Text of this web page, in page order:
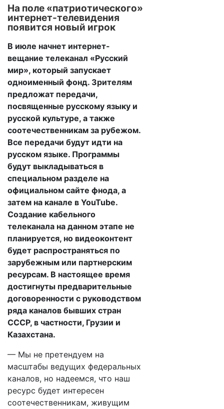
На поле «патриотического»
интернет-телевидения
появится новый игрок
В июле начнет интернет-
вещание телеканал «Русский
мир», который запускает
одноименный фонд. Зрителям
предложат передачи,
посвященные русскому языку и
русской культуре, а также
соотечественникам за рубежом.
Все передачи будут идти на
русском языке. Программы
будут выкладываться в
специальном разделе на
официальном сайте фнода, а
затем на канале в YouTube.
Создание кабельного
телеканала на данном этапе не
планируется, но видеоконтент
будет распространяться по
зарубежным или партнерским
ресурсам. В настоящее время
достигнуты предварительные
договоренности с руководством
ряда каналов бывших стран
СССР, в частности, Грузии и
Казахстана.
— Мы не претендуем на
масштабы ведущих федеральных
каналов, но надеемся, что наш
ресурс будет интересен
соотечественникам, живущим